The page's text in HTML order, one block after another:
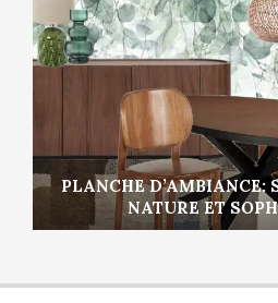
PLANCHE D’AMBIANCE:
NATURE ET